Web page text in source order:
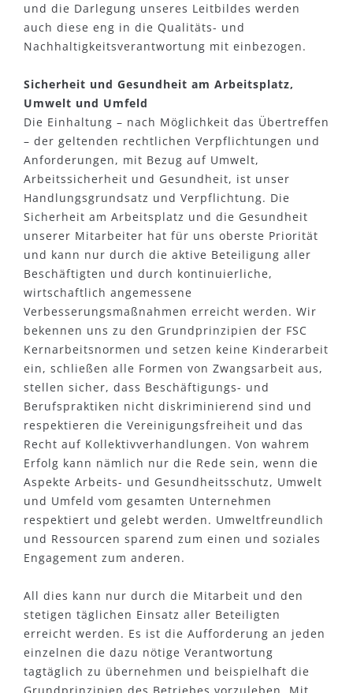
und die Darlegung unseres Leitbildes werden
auch diese eng in die Qualitäts- und
Nachhaltigkeitsverantwortung mit einbezogen.
Sicherheit und Gesundheit am Arbeitsplatz,
Umwelt und Umfeld
Die Einhaltung – nach Möglichkeit das Übertreffen
– der geltenden rechtlichen Verpflichtungen und
Anforderungen, mit Bezug auf Umwelt,
Arbeitssicherheit und Gesundheit, ist unser
Handlungsgrundsatz und Verpflichtung. Die
Sicherheit am Arbeitsplatz und die Gesundheit
unserer Mitarbeiter hat für uns oberste Priorität
und kann nur durch die aktive Beteiligung aller
Beschäftigten und durch kontinuierliche,
wirtschaftlich angemessene
Verbesserungsmaßnahmen erreicht werden. Wir
bekennen uns zu den Grundprinzipien der FSC
Kernarbeitsnormen und setzen keine Kinderarbeit
ein, schließen alle Formen von Zwangsarbeit aus,
stellen sicher, dass Beschäftigungs- und
Berufspraktiken nicht diskriminierend sind und
respektieren die Vereinigungsfreiheit und das
Recht auf Kollektivverhandlungen. Von wahrem
Erfolg kann nämlich nur die Rede sein, wenn die
Aspekte Arbeits- und Gesundheitsschutz, Umwelt
und Umfeld vom gesamten Unternehmen
respektiert und gelebt werden. Umweltfreundlich
und Ressourcen sparend zum einen und soziales
Engagement zum anderen.
All dies kann nur durch die Mitarbeit und den
stetigen täglichen Einsatz aller Beteiligten
erreicht werden. Es ist die Aufforderung an jeden
einzelnen die dazu nötige Verantwortung
tagtäglich zu übernehmen und beispielhaft die